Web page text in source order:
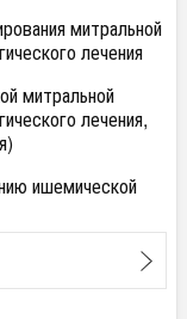
митральной
лечения
митральной
лечения,
ишемической